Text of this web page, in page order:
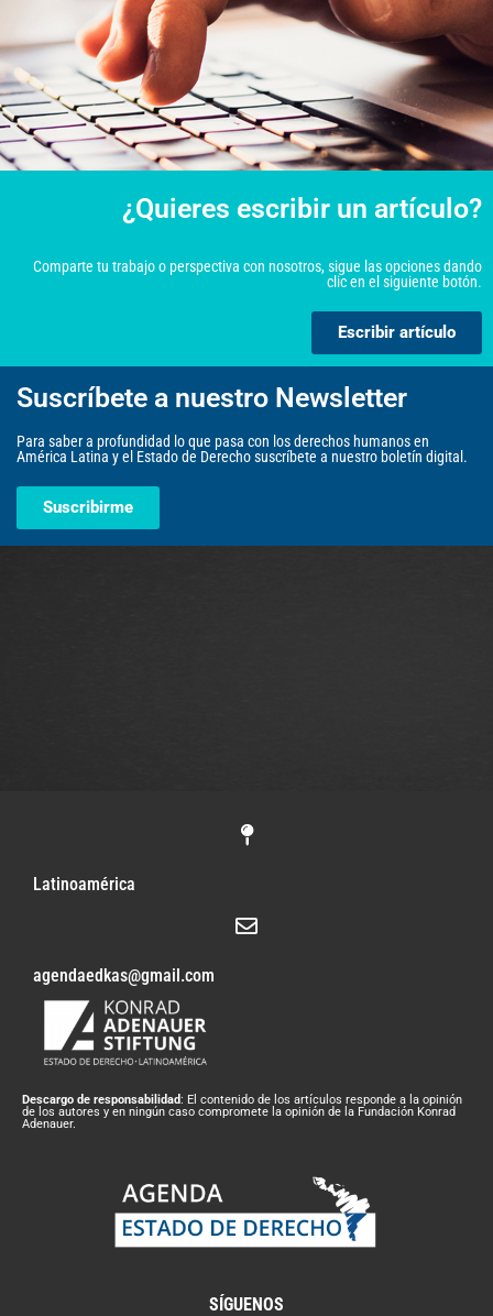
¿Quieres escribir un artículo?
Comparte tu trabajo o perspectiva con nosotros, sigue las opciones dando
clic en el siguiente botón.
Escribir artículo
Suscríbete a nuestro Newsletter
Para saber a profundidad lo que pasa con los derechos humanos en
América Latina y el Estado de Derecho suscríbete a nuestro boletín digital.
Suscribirme
Latinoamérica
agendaedkas@gmail.com
Descargo de responsabilidad: El contenido de los artículos responde a la opinión
de los autores y en ningún caso compromete la opinión de la Fundación Konrad
Adenauer.
SÍGUENOS